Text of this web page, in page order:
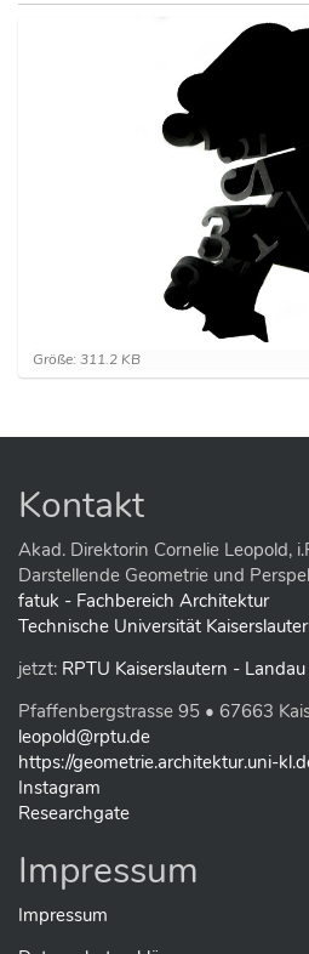
Z
e
e
l
d
i
v
o
l
e
G
r
ß
e
…
Größe: 311.2 KB
Kontakt
Akad. Direktorin Cornelie Leopold,
Darstellende Geometrie und
fatuk - Fachbereich Architektur
Technische Universität
jetzt: RPTU Kaiserslautern - Landau
Pfaffenbergstrasse 95 • 67663
leopold@rptu.de
https://geometrie.architektur.uni-
Instagram
Researchgate
Impressum
Impressum